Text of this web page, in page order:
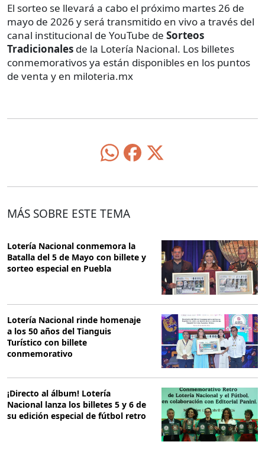
El sorteo se llevará a cabo el próximo martes 26 de
mayo de 2026 y será transmitido en vivo a través del
canal institucional de YouTube de Sorteos
Tradicionales de la Lotería Nacional. Los billetes
conmemorativos ya están disponibles en los puntos
de venta y en miloteria.mx
MÁS SOBRE ESTE TEMA
Lotería Nacional conmemora la
Batalla del 5 de Mayo con billete y
sorteo especial en Puebla
Lotería Nacional rinde homenaje
a los 50 años del Tianguis
Turístico con billete
conmemorativo
¡Directo al álbum! Lotería
Nacional lanza los billetes 5 y 6 de
su edición especial de fútbol retro